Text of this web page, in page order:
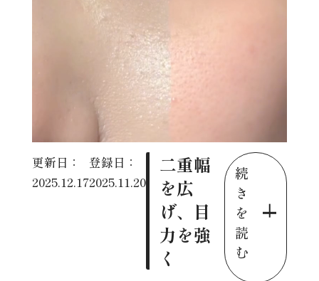
更新日：
2025.12.17
登録日：
2025.11.20
二重幅
を広
げ、目
力を強
く
続
き
を
読
む